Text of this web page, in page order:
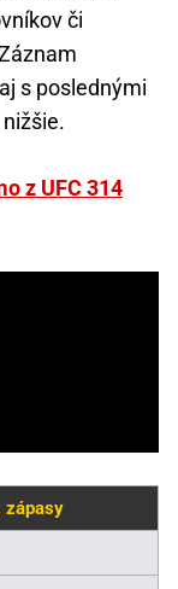
či
s poslednými
z UFC 314
zápasy